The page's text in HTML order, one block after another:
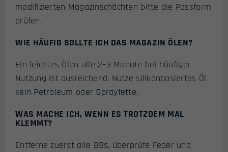
modifizierten Magazinschächten bitte die Passform
prüfen.
WIE HÄUFIG SOLLTE ICH DAS MAGAZIN ÖLEN?
Ein leichtes Ölen alle 2–3 Monate bei häufiger
Nutzung ist ausreichend. Nutze silikonbasiertes Öl,
kein Petroleum oder Sprayfette.
WAS MACHE ICH, WENN ES TROTZDEM MAL
KLEMMT?
Entferne zuerst alle BBs, überprüfe Feder und